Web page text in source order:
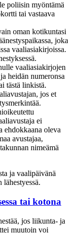
poliisin myöntämä
tai vastaava
oman kotikuntasi
joka
vaaliasiakirjoissa.
vaaliasiakirjojen
heidän numeronsa
tästä linkistä.
jos et
ei
ehdokkaana oleva
avustajaa,
nimeämä
ja vaalipäivänä
lähestyessä.
tai kotona
jos liikunta- ja
muutoin voi